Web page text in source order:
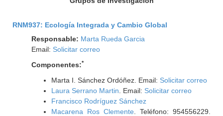
RNM937: Ecología Integrada y Cambio Global
Responsable: Marta Rueda Garcia
Email: Solicitar correo
Componentes:*
Marta I. Sánchez Ordóñez. Email: Solicitar correo
Laura Serrano Martin . Email: Solicitar correo
Francisco Rodríguez Sánchez
Macarena Ros Clemente . Teléfono: 954556229.